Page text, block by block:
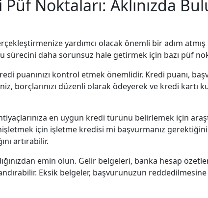
Noktaları: Aklınızda
yardımcı olacak önemli bir adım
sürecini daha sorunsuz hale getirmek için bazı püf
puanınızı kontrol etmek önemlidir. Kredi puanı,
borçlarınızı düzenli olarak ödeyerek ve kredi kartı
en uygun kredi türünü belirlemek için
için işletme kredisi mi başvurmanız
artırabilir.
emin olun. Gelir belgeleri, banka hesap
Eksik belgeler, başvurunuzun